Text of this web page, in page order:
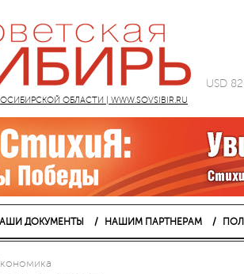
ОБЛАСТИ | WWW.SOVSIBIR.RU
USD
ДОКУМЕНТЫ НАШИМ ПАРТНЕРАМ